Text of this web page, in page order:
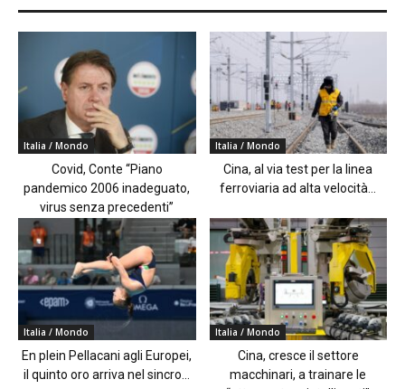
Italia / Mondo
Covid, Conte “Piano
pandemico 2006 inadeguato,
virus senza precedenti”
Italia / Mondo
Cina, al via test per la linea
ferroviaria ad alta velocità...
Italia / Mondo
En plein Pellacani agli Europei,
il quinto oro arriva nel sincro...
Italia / Mondo
Cina, cresce il settore
macchinari, a trainare le